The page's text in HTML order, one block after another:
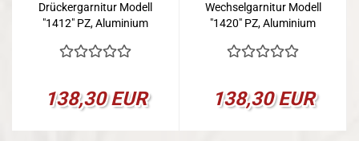
Drückergarnitur Modell
"1412" PZ, Aluminium
138,30 EUR
Wechselgarnitur Modell
"1420" PZ, Aluminium
138,30 EUR